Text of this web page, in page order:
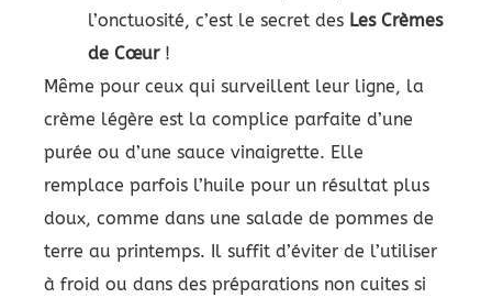
l’onctuosité, c’est le secret des Les Crèmes
de Cœur!
Même pour ceux qui surveillent leur ligne, la
crème légère est la complice parfaite d’une
purée ou d’une sauce vinaigrette. Elle
remplace parfois l’huile pour un résultat plus
doux, comme dans une salade de pommes de
terre au printemps. Il suffit d’éviter de l’utiliser
à froid ou dans des préparations non cuites si